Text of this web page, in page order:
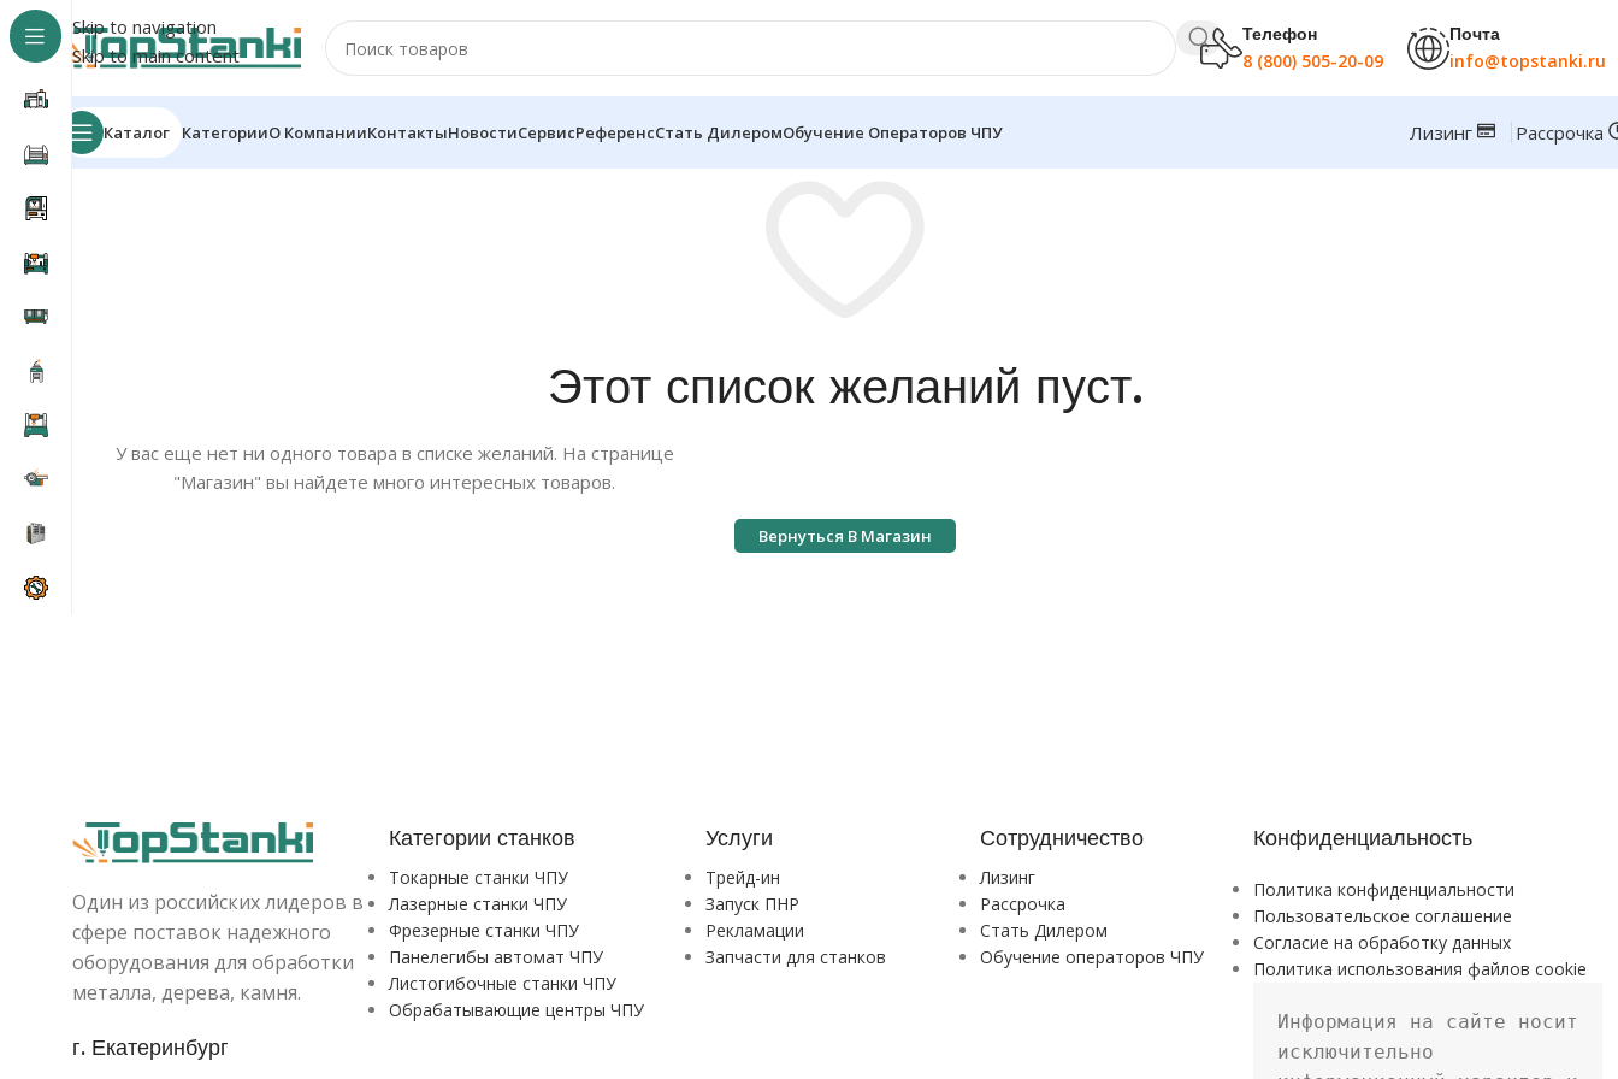
Skip to navigation
Skip to main content
Телефон
8 (800) 505-20-09
Почта
info@topstanki.ru
Каталог КатегорииО КомпанииКонтактыНовостиСервисРеференсСтать ДилеромОбучение Операторов ЧПУ Лизинг Рассрочка
Этот список желаний пуст.
У вас еще нет ни одного товара в списке желаний. На странице
"Магазин" вы найдете много интересных товаров.
Вернуться В Магазин
Один из российских лидеров в
сфере поставок надежного
оборудования для обработки
металла, дерева, камня.
г. Екатеринбург
Категории станков
Токарные станки ЧПУ
Лазерные станки ЧПУ
Фрезерные станки ЧПУ
Панелегибы автомат ЧПУ
Листогибочные станки ЧПУ
Обрабатывающие центры ЧПУ
Услуги
Трейд-ин
Запуск ПНР
Рекламации
Запчасти для станков
Сотрудничество
Лизинг
Рассрочка
Стать Дилером
Обучение операторов ЧПУ
Конфиденциальность
Политика конфиденциальности
Пользовательское соглашение
Согласие на обработку данных
Политика использования файлов cookie
Информация на сайте носит
исключительно